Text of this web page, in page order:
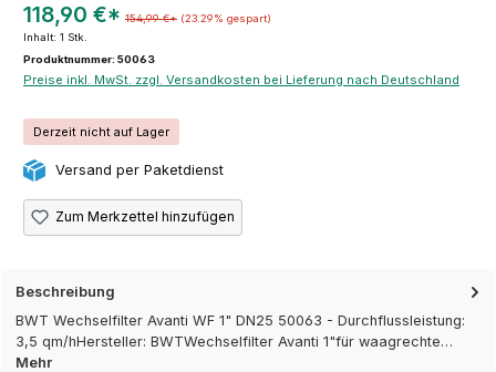
118,90 €* 154,99 €* (23.29% gespart)
Inhalt: 1 Stk.
Produktnummer: 50063
Preise inkl. MwSt. zzgl. Versandkosten bei Lieferung nach Deutschland
Derzeit nicht auf Lager
Versand per Paketdienst
Zum Merkzettel hinzufügen
Beschreibung
BWT Wechselfilter Avanti WF 1" DN25 50063 - Durchflussleistung:
3,5 qm/hHersteller: BWTWechselfilter Avanti 1"für waagrechte…
Mehr